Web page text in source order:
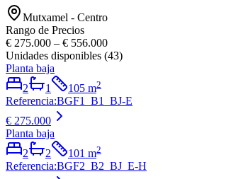
Mutxamel - Centro
Rango de Precios
€ 275.000 – € 556.000
Unidades disponibles (43)
Planta baja
2
1 105 m2
Referencia:BGF1_B1_BJ-E
€ 275.000
Planta baja
2
2 101 m2
Referencia:BGF2_B2_BJ_E-H